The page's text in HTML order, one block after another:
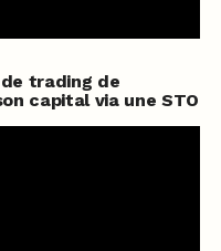
trading de
capital via une STO